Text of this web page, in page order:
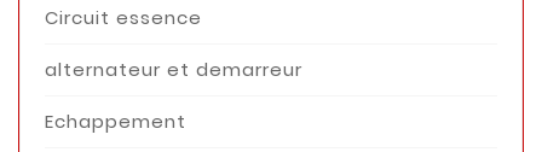
Circuit essence
alternateur et demarreur
Echappement